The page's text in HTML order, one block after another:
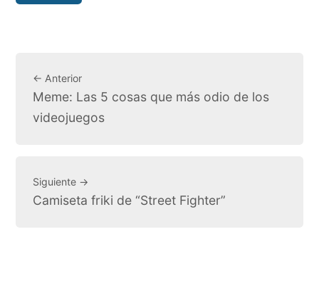
← Anterior
Meme: Las 5 cosas que más odio de los
videojuegos
Siguiente →
Camiseta friki de “Street Fighter”